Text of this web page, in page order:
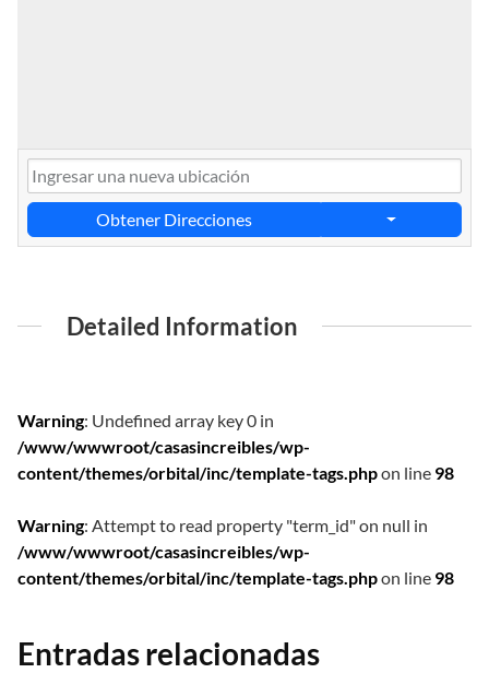
Obtener Direcciones
Detailed Information
Warning: Undefined array key 0 in
/www/wwwroot/casasincreibles/wp-
content/themes/orbital/inc/template-tags.phpon line 98
Warning: Attempt to read property "term_id" on null in
/www/wwwroot/casasincreibles/wp-
content/themes/orbital/inc/template-tags.phpon line 98
Entradas relacionadas